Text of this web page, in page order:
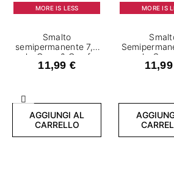
Precedente
MORE IS LESS
Smalto
semipermanente 7,2
ml - Cozy & Comfy
11,99 €
AGGIUNGI AL
CARRELLO
MORE IS
ml -